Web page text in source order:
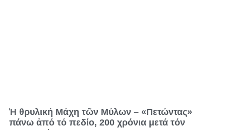
Ἡ θρυλική Μάχη τῶν Μύλων – «Πετώντας»
πάνω ἀπό τό πεδίο, 200 χρόνια μετά τόν